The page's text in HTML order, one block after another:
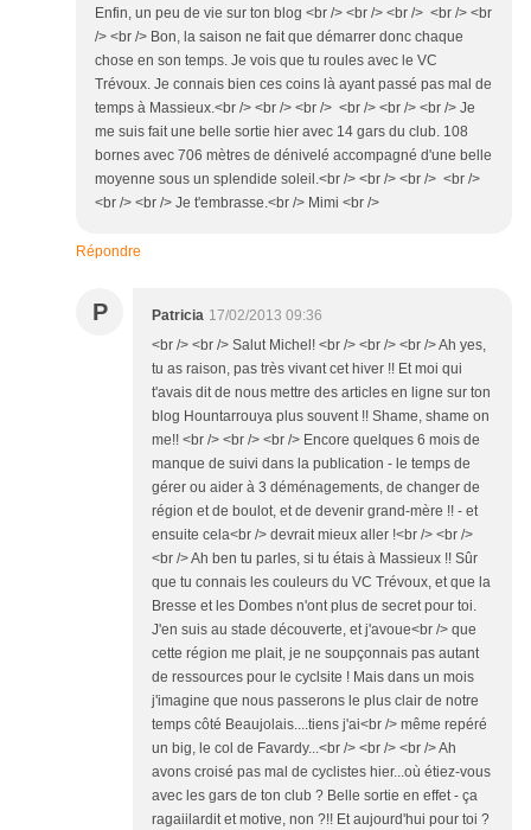
Enfin, un peu de vie sur ton blog <br /> <br /> <br /> <br /> <br
/> <br /> Bon, la saison ne fait que démarrer donc chaque
chose en son temps. Je vois que tu roules avec le VC
Trévoux. Je connais bien ces coins là ayant passé pas mal de
temps à Massieux.<br /> <br /> <br /> <br /> <br /> <br /> Je
me suis fait une belle sortie hier avec 14 gars du club. 108
bornes avec 706 mètres de dénivelé accompagné d'une belle
moyenne sous un splendide soleil.<br /> <br /> <br /> <br />
<br /> <br /> Je t'embrasse.<br /> Mimi <br />
Répondre
P Patricia 17/02/2013 09:36
<br /> <br /> Salut Michel! <br /> <br /> <br /> Ah yes,
tu as raison, pas très vivant cet hiver !! Et moi qui
t'avais dit de nous mettre des articles en ligne sur ton
blog Hountarrouya plus souvent !! Shame, shame on
me!! <br /> <br /> <br /> Encore quelques 6 mois de
manque de suivi dans la publication - le temps de
gérer ou aider à 3 déménagements, de changer de
région et de boulot, et de devenir grand-mère !! - et
ensuite cela<br /> devrait mieux aller !<br /> <br />
<br /> Ah ben tu parles, si tu étais à Massieux !! Sûr
que tu connais les couleurs du VC Trévoux, et que la
Bresse et les Dombes n'ont plus de secret pour toi.
J'en suis au stade découverte, et j'avoue<br /> que
cette région me plait, je ne soupçonnais pas autant
de ressources pour le cyclsite ! Mais dans un mois
j'imagine que nous passerons le plus clair de notre
temps côté Beaujolais....tiens j'ai<br /> même repéré
un big, le col de Favardy...<br /> <br /> <br /> Ah
avons croisé pas mal de cyclistes hier...où étiez-vous
avec les gars de ton club ? Belle sortie en effet - ça
ragaiilardit et motive, non ?!! Et aujourd'hui pour toi ?